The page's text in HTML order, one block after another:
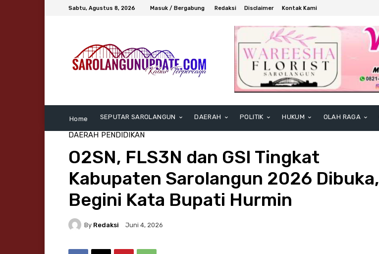
Sabtu, Agustus 8, 2026 Masuk / Bergabung Redaksi Disclaimer Kontak Kami
Home SEPUTAR SAROLANGUN DAERAH POLITIK HUKUM OLAH RAGA
DAERAH PENDIDIKAN
O2SN, FLS3N dan GSI Tingkat
Kabupaten Sarolangun 2026 Dibuka,
Begini Kata Bupati Hurmin
By Redaksi Juni 4, 2026